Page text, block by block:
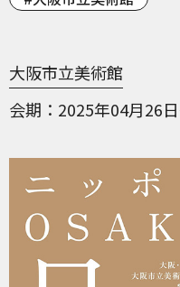
大阪市立美術館
会期
2025年04月26